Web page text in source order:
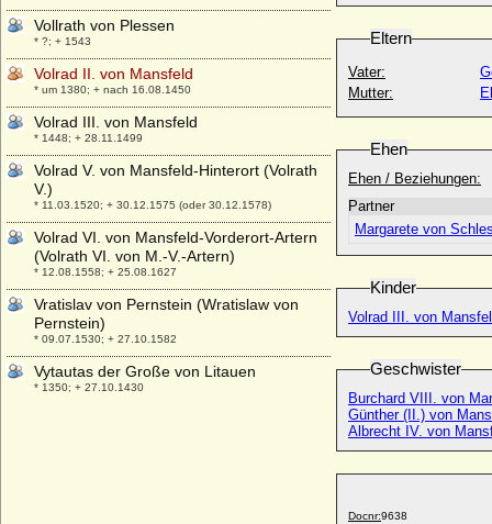
Eltern
Vater:
Mutter:
Ehen
Ehen / Beziehungen:
Partner
Margarete von
Kinder
Volrad III. von
Geschwister
Burchard VIII. von
Günther (II.) von
Albrecht IV. von
Docnr:9638
Vollrath von Plessen
* ?; + 1543
Volrad II. von Mansfeld
* um 1380; + nach 16.08.1450
Volrad III. von Mansfeld
* 1448; + 28.11.1499
Volrad V. von Mansfeld-Hinterort (Volrath
V.)
* 11.03.1520; + 30.12.1575 (oder 30.12.1578)
Volrad VI. von Mansfeld-Vorderort-Artern
(Volrath VI. von M.-V.-Artern)
* 12.08.1558; + 25.08.1627
Vratislav von Pernstein (Wratislaw von
Pernstein)
* 09.07.1530; + 27.10.1582
Vytautas der Große von Litauen
* 1350; + 27.10.1430